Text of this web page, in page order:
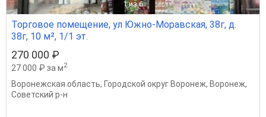
1 из 6
Торговое помещение, ул Южно-Моравская, 38г, д.
38г, 10 м², 1/1 эт.
270 000 ₽
27 000 ₽ за м2
Воронежская область, Городской округ Воронеж, Воронеж,
Советский р-н